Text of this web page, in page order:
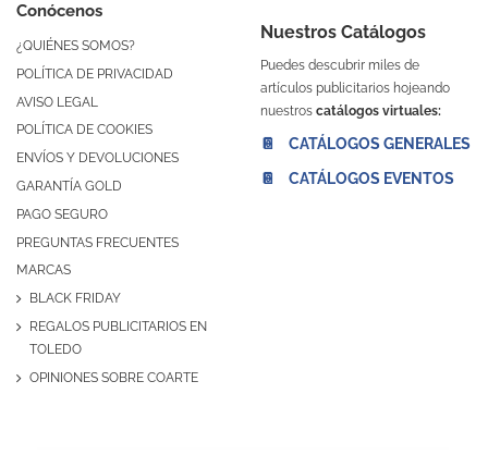
Conócenos
¿QUIÉNES SOMOS?
POLÍTICA DE PRIVACIDAD
AVISO LEGAL
POLÍTICA DE COOKIES
ENVÍOS Y DEVOLUCIONES
GARANTÍA GOLD
PAGO SEGURO
PREGUNTAS FRECUENTES
MARCAS
BLACK FRIDAY
REGALOS PUBLICITARIOS EN
TOLEDO
OPINIONES SOBRE COARTE
Nuestros Catálogos
Puedes descubrir miles de
artículos publicitarios hojeando
nuestros catálogos virtuales:
📔 CATÁLOGOS GENERALES
📔 CATÁLOGOS EVENTOS